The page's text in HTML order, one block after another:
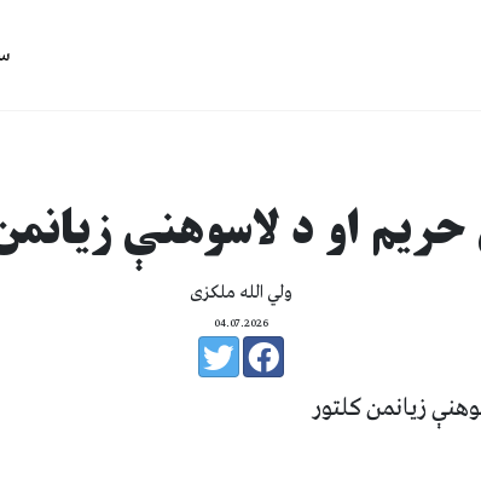
او د لاسوهنې
ولي الله ملکزی
04.07.2026
زیانمن کلتور